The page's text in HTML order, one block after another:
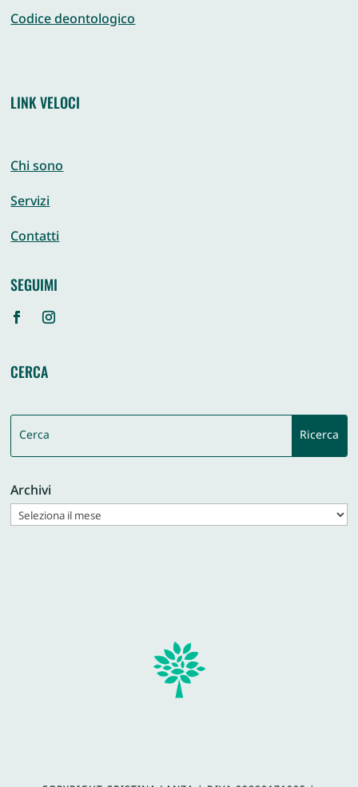
Codice deontologico
LINK VELOCI
Chi sono
Servizi
Contatti
SEGUIMI
CERCA
Archivi